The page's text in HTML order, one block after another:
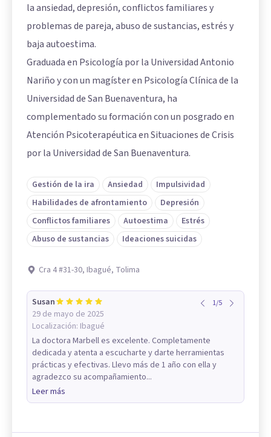
la ansiedad, depresión, conflictos familiares y
problemas de pareja, abuso de sustancias, estrés y
baja autoestima.
Graduada en Psicología por la Universidad Antonio
Nariño y con un magíster en Psicología Clínica de la
Universidad de San Buenaventura, ha
complementado su formación con un posgrado en
Atención Psicoterapéutica en Situaciones de Crisis
por la Universidad de San Buenaventura.
Gestión de la ira Ansiedad
Impulsividad
Habilidades de afrontamiento
Depresión
Conflictos familiares
Autoestima
Estrés
Abuso de sustancias
Ideaciones suicidas
Cra 4 #31-30, Ibagué, Tolima
Susan
29 de mayo de 2025
Localización: Ibagué
1/5
La doctora Marbell es excelente. Completamente
dedicada y atenta a escucharte y darte herramientas
prácticas y efectivas. Llevo más de 1 año con ella y
agradezco su acompañamiento...
Leer más